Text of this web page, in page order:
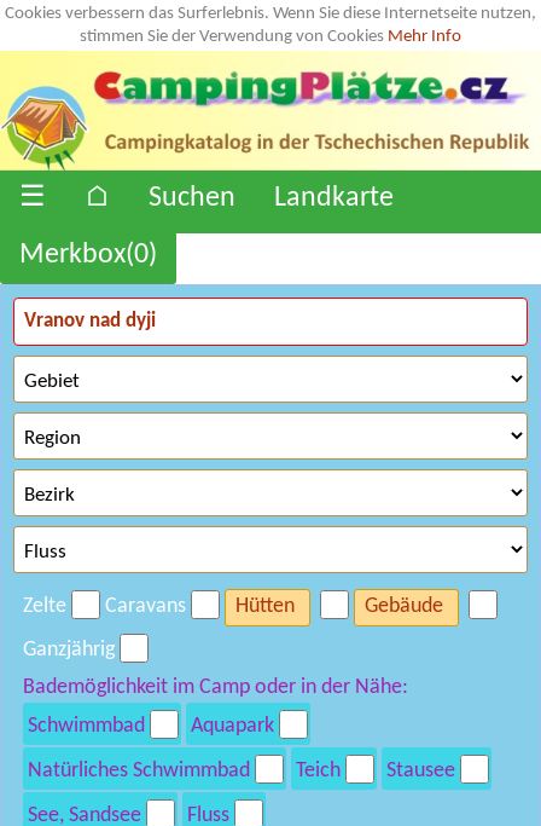
Cookies verbessern das Surferlebnis. Wenn Sie diese Internetseite nutzen,
stimmen Sie der Verwendung von Cookies Mehr Info
☰ ⌂ Suchen
Landkarte
Merkbox(0)
Zelte Caravans Hütten
Gebäude
Ganzjährig
Bademöglichkeit im Camp oder in der Nähe:
Schwimmbad
Aquapark
Natürliches Schwimmbad
Teich
Stausee
See, Sandsee
Fluss